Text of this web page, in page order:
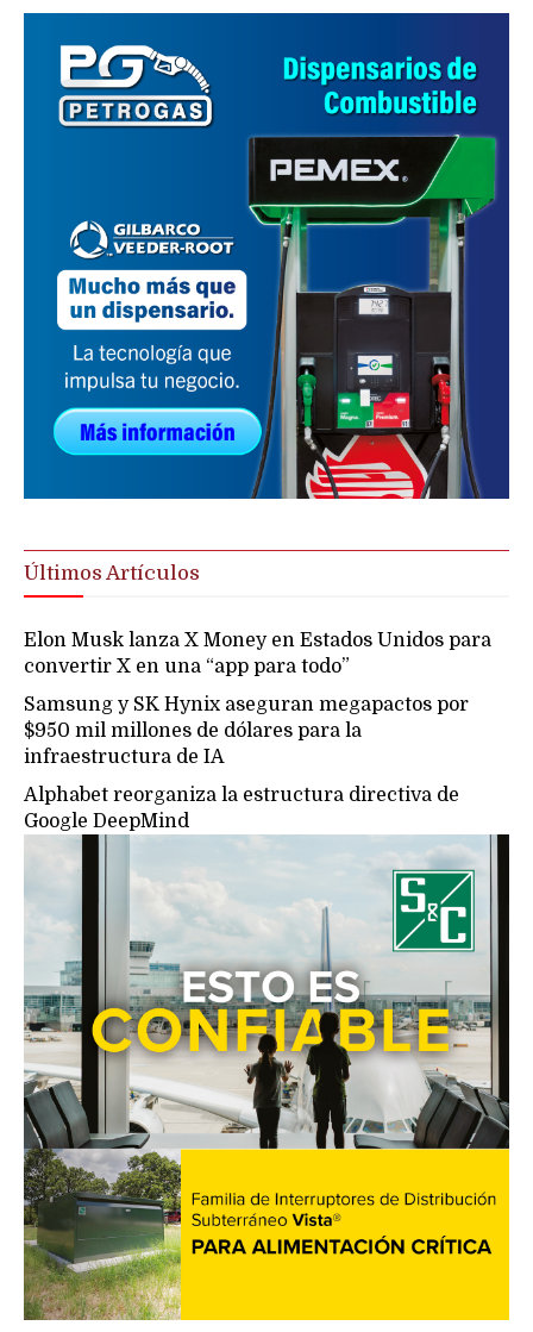
Últimos Artículos
Elon Musk lanza X Money en Estados Unidos para
convertir X en una “app para todo”
Samsung y SK Hynix aseguran megapactos por
$950 mil millones de dólares para la
infraestructura de IA
Alphabet reorganiza la estructura directiva de
Google DeepMind